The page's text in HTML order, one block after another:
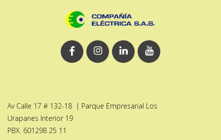
Av Calle 17 # 132-18 | Parque Empresarial Los
Urapanes Interior 19
PBX. 601298 25 11